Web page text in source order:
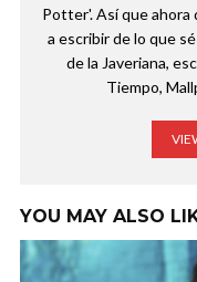
Potter'. Así que ahora
a escribir de lo que
de la Javeriana,
Tiempo,
YOU MAY ALSO